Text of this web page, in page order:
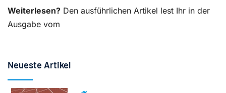
Weiterlesen? Den ausführlichen Artikel lest Ihr in der
Ausgabe vom
Neueste Artikel